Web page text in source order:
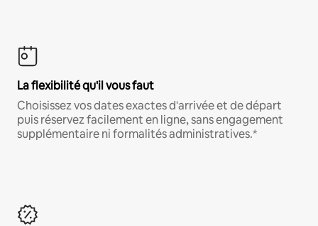
La flexibilité qu'il vous faut
Choisissez vos dates exactes d'arrivée et de départ
puis réservez facilement en ligne, sans engagement
supplémentaire ni formalités administratives.*